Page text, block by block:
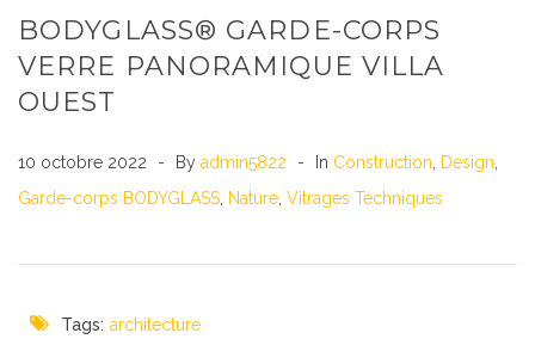
BODYGLASS® GARDE-CORPS
VERRE PANORAMIQUE VILLA
OUEST
10 octobre 2022 By admin5822 In Construction Design
Garde-corps BODYGLASS Nature Vitrages Techniques
Tags: architecture